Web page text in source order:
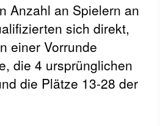
Anzahl an Spielern an
sich direkt,
einer Vorrunde
die 4 ursprünglichen
die Plätze 13-28 der